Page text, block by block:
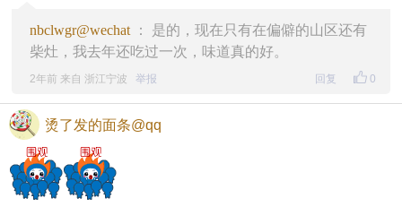
nbclwgr@wechat ： 是的，现在只有在偏僻的山区还有
柴灶，我去年还吃过一次，味道真的好。
0
2年前 来自 浙江宁波 举报 回复
烫了发的面条@qq